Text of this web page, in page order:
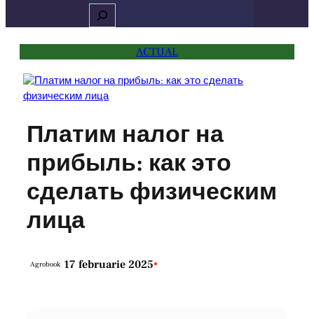
Caută
ACTUAL
Платим налог на
прибыль: как это
сделать физическим
лица
Agrobook 17 februarie 2025•